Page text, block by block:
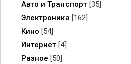
Авто и Транспорт [35]
Электроника [162]
Кино [54]
Интернет [4]
Разное [50]